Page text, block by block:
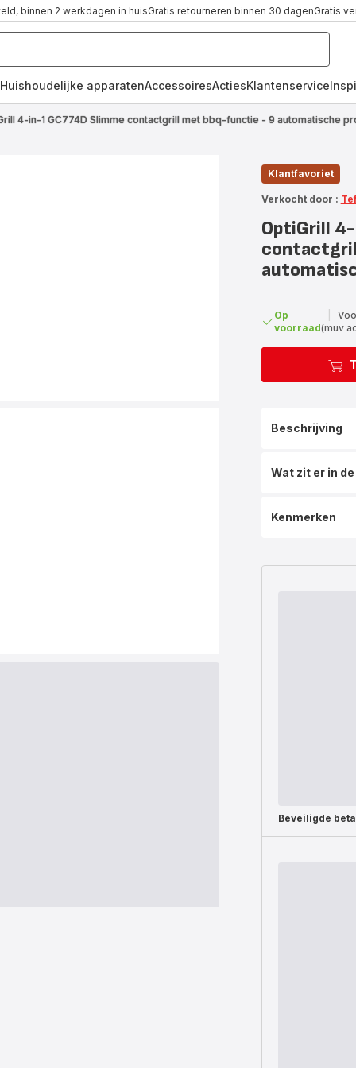
binnen 2 werkdagen in huisGratis retourneren binnen 30 dagenGratis
Huishoudelijke apparatenAccessoiresActiesKlantenservice
4-in-1 GC774D Slimme contactgrill met bbq-functie - 9 automatische
Klantfavoriet
Verkocht door :
OptiGrill
Op
voorraad(muv
Beschrijving
Wat zit er in
Kenmerken
Beveiligde